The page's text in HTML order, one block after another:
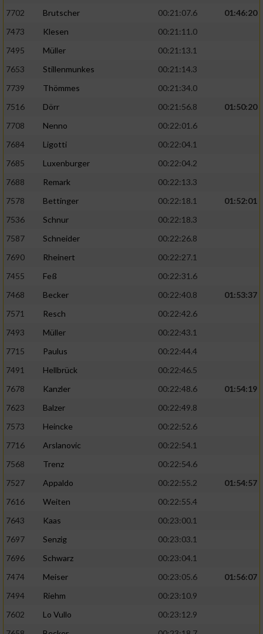
7702
Brutscher 00:21:07.6
01:46:20
7473
Klesen
00:21:11.0
7495
Müller
00:21:13.1
7653
Stillenmunkes
00:21:14.3
7739
Thömmes
00:21:34.0
7516
Dörr 00:21:56.8
01:50:20
7708
Nenno
00:22:01.6
7684
Ligotti
00:22:04.1
7685
Luxenburger
00:22:04.2
7688
Remark
00:22:13.3
7578
Bettinger 00:22:18.1
01:52:01
7536
Schnur
00:22:18.3
7587
Schneider
00:22:26.8
7690
Rheinert
00:22:27.1
7455
Feß
00:22:31.6
7468
Becker 00:22:40.8
01:53:37
7571
Resch
00:22:42.6
7493
Müller
00:22:43.1
7715
Paulus
00:22:44.4
7491
Hellbrück
00:22:46.5
7678
Kanzler 00:22:48.6
01:54:19
7623
Balzer
00:22:49.8
7573
Heincke
00:22:52.6
7716
Arslanovic
00:22:54.1
7568
Trenz
00:22:54.6
7527
Appaldo 00:22:55.2
01:54:57
7616
Weiten
00:22:55.4
7643
Kaas
00:23:00.1
7697
Senzig
00:23:03.1
7696
Schwarz
00:23:04.1
7474
Meiser 00:23:05.6
01:56:07
7494
Riehm
00:23:10.9
7602
Lo Vullo
00:23:12.9